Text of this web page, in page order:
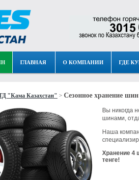
ГЛАВНАЯ О КОМПАНИИ ГДЕ
"Кама Казахстан" > Сезонное хранение шин
Вы никогда
шинами,
Наша
Хранение 4
тенге!